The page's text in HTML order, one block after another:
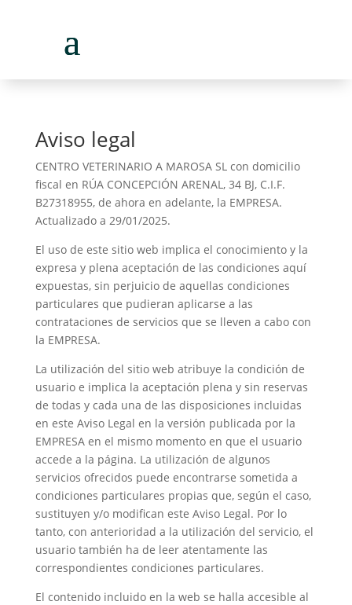
Aviso legal
CENTRO VETERINARIO A MAROSA SL con domicilio
fiscal en RÚA CONCEPCIÓN ARENAL, 34 BJ, C.I.F.
B27318955, de ahora en adelante, la EMPRESA.
Actualizado a 29/01/2025.
El uso de este sitio web implica el conocimiento y la
expresa y plena aceptación de las condiciones aquí
expuestas, sin perjuicio de aquellas condiciones
particulares que pudieran aplicarse a las
contrataciones de servicios que se lleven a cabo con
la EMPRESA.
La utilización del sitio web atribuye la condición de
usuario e implica la aceptación plena y sin reservas
de todas y cada una de las disposiciones incluidas
en este Aviso Legal en la versión publicada por la
EMPRESA en el mismo momento en que el usuario
accede a la página. La utilización de algunos
servicios ofrecidos puede encontrarse sometida a
condiciones particulares propias que, según el caso,
sustituyen y/o modifican este Aviso Legal. Por lo
tanto, con anterioridad a la utilización del servicio, el
usuario también ha de leer atentamente las
correspondientes condiciones particulares.
El contenido incluido en la web se halla accesible al